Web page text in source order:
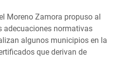
Moreno Zamora propuso al
adecuaciones normativas
algunos municipios en la
que derivan de